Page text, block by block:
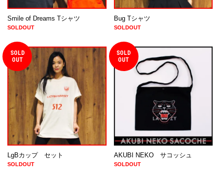
Smile of Dreams Tシャツ
SOLDOUT
Bug Tシャツ
SOLDOUT
SOLD
OUT
LgBカップ セット
SOLDOUT
SOLD
OUT
AKUBI NEKO サコッシュ
SOLDOUT